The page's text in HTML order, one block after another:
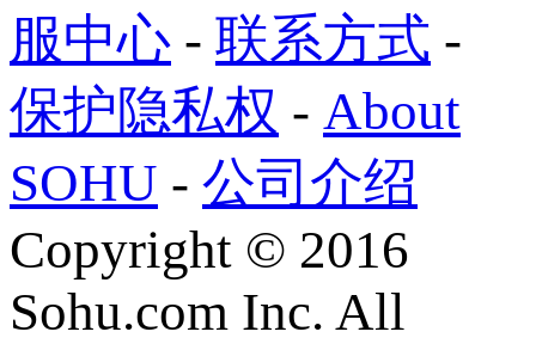
服中心 - 联系方式 -
保护隐私权 - About
SOHU - 公司介绍
Copyright © 2016
Sohu.com Inc. All